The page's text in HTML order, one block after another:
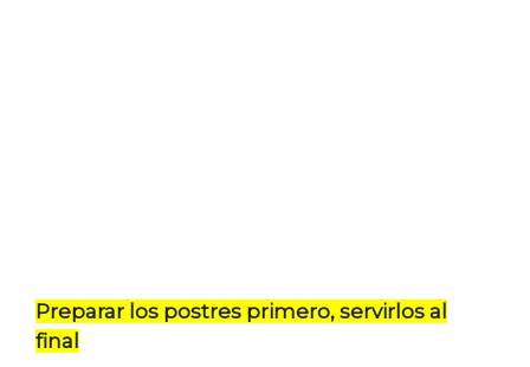
Preparar los postres primero, servirlos al
final